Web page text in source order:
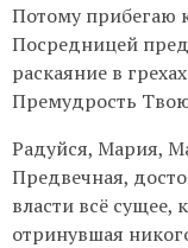
Потому прибегаю
Посредницей
раскаяние в
Премудрость
Радуйся, Мария,
Предвечная,
власти всё
отринувшая